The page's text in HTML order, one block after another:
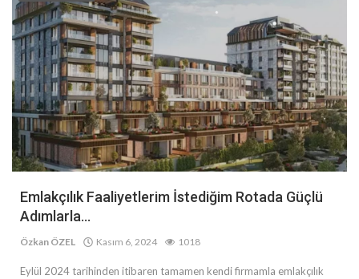
Emlakçılık Faaliyetlerim İstediğim Rotada Güçlü
Adımlarla...
Özkan ÖZEL Kasım 6, 2024 1018
Eylül 2024 tarihinden itibaren tamamen kendi firmamla emlakçılık